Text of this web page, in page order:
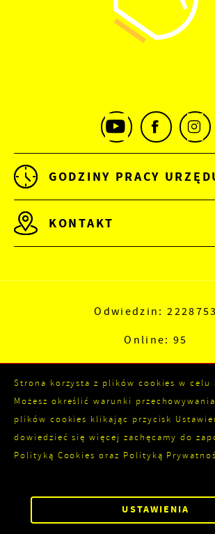
GODZINY PRACY
KONTAKT
Odwiedzin: 2228753
Online: 95
Copyright by
- Portale nowej generacji
Strona korzysta z plików cookies w celu
Możesz określić warunki
plików cookies klikając przycisk
dowiedzieć się więcej zachęcamy do
Polityką Cookies oraz Polityką
USTAWIENIA
ZEZWÓL NA WSZYSTKIE